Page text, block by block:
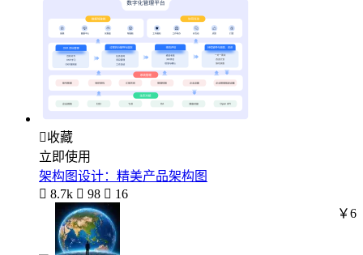
收藏
立即使用
架构图设计：精美产品架构图
 8.7k  98  16
￥6